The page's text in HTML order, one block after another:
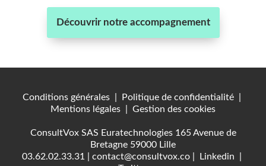
Découvrir notre accompagnement
Conditions générales Politique de confidentialité
Mentions légales
Gestion des cookies
ConsultVox SAS Euratechnologies 165 Avenue de
Bretagne 59000 Lille
03.62.02.33.31
contact@consultvox.co Linkedin